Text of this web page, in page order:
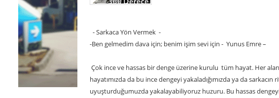
- Sarkaca Yön Vermek -
-Ben gelmedim dava için; benim işim sevi için - Yunus Emre –
Çok ince ve hassas bir denge üzerine kurulu tüm hayat. Her
hayatımızda da bu ince dengeyi yakaladığımızda ya da
uyuşturduğumuzda yakalayabiliyoruz huzuru. Bu hassas